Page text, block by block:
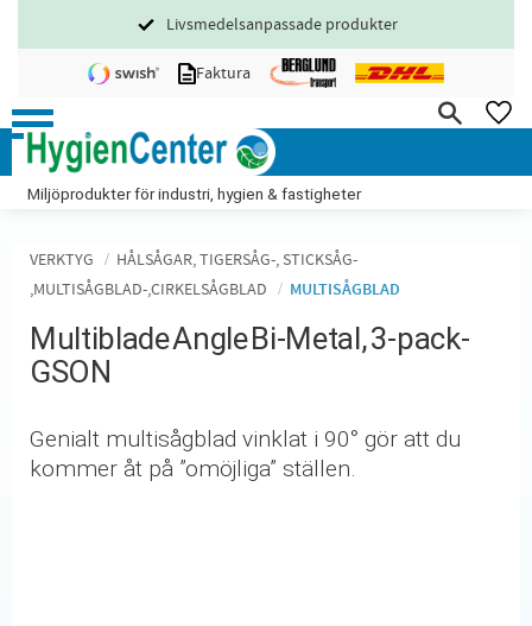
Meny
Livsmedelsanpassade produkter
Faktura
Miljöprodukter för industri, hygien & fastigheter
VERKTYG
HÅLSÅGAR, TIGERSÅG-, STICKSÅG-
,MULTISÅGBLAD-,CIRKELSÅGBLAD
MULTISÅGBLAD
Multiblade Angle Bi-Metal, 3-pack-
GSON
Genialt multisågblad vinklat i 90° gör att du
kommer åt på ”omöjliga” ställen.